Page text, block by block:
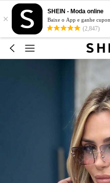
×
SHEIN - Moda online
Baixe o App e ganhe
(2,847)